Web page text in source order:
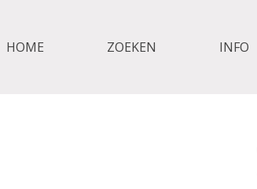
HOME ZOEKEN INFO